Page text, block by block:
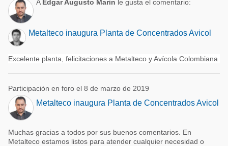
A Edgar Augusto Marin le gusta el comentario:
Metalteco inaugura Planta de Concentrados Avicol
Excelente planta, felicitaciones a Metalteco y Avícola Colombiana
Participación en foro el 8 de marzo de 2019
Metalteco inaugura Planta de Concentrados Avicol
Muchas gracias a todos por sus buenos comentarios. En
Metalteco estamos listos para atender cualquier necesidad o